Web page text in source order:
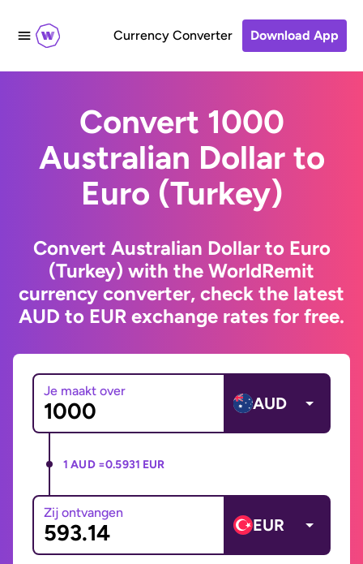
Currency Converter Download App
Convert 1000
Australian Dollar to
Euro (Turkey)
Convert Australian Dollar to Euro
(Turkey) with the WorldRemit
currency converter, check the latest
AUD to EUR exchange rates for free.
Je maakt over
AUD
1 AUD =0.5931 EUR
Zij ontvangen
EUR